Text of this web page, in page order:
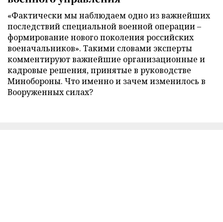
«Фактически мы наблюдаем одно из важнейших
последствий специальной военной операции –
формирование нового поколения российских
военачальников». Такими словами эксперты
комментируют важнейшие организационные и
кадровые решения, принятые в руководстве
Минобороны. Что именно и зачем изменилось в
Вооруженных силах?